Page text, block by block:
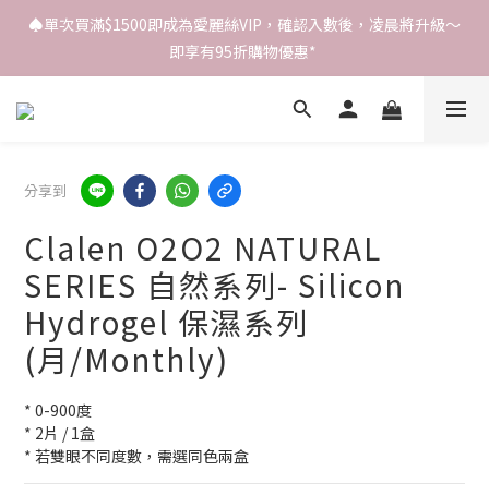
♠️單次買滿$1500即成為愛麗絲VIP，確認入數後，凌晨將升級～
即享有95折購物優惠*
分享到
Clalen O2O2 NATURAL
SERIES 自然系列- Silicon
Hydrogel 保濕系列
(月/Monthly)
* 0-900度
* 2片 / 1盒
* 若雙眼不同度數，需選同色兩盒